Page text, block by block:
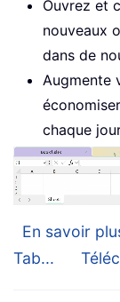
Ouvrez et
nouveaux
dans de
Augmente
chaque
En savoir
Tab...